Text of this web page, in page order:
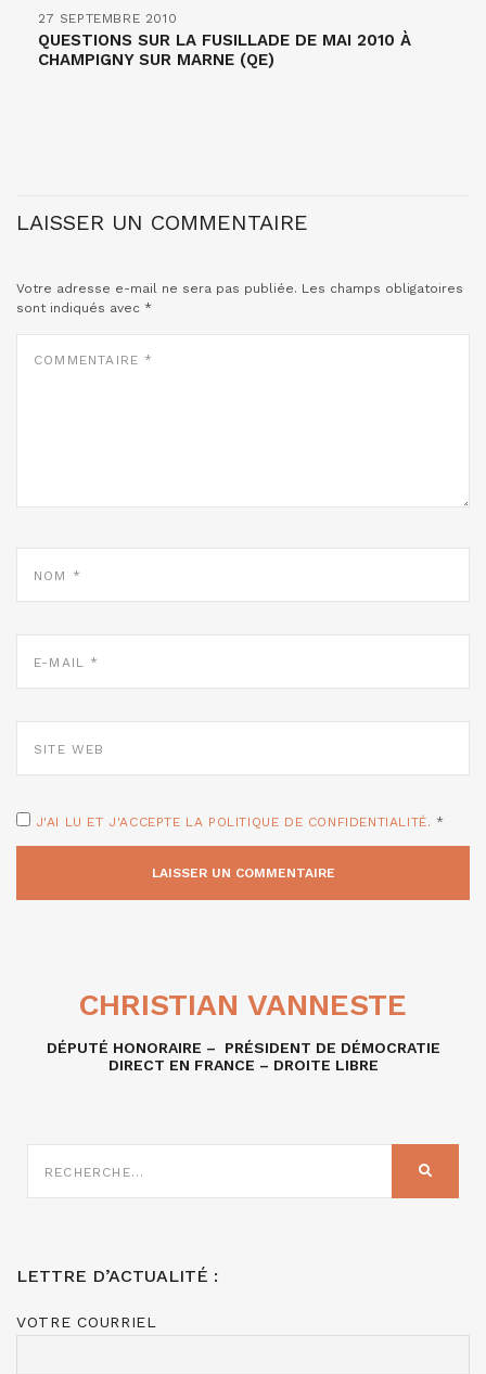
27 SEPTEMBRE 2010
QUESTIONS SUR LA FUSILLADE DE MAI 2010 À
CHAMPIGNY SUR MARNE (QE)
LAISSER UN COMMENTAIRE
Votre adresse e-mail ne sera pas publiée. Les champs obligatoires
sont indiqués avec *
MAIL
WEB
J'AI LU ET J'ACCEPTE LA POLITIQUE DE CONFIDENTIALITÉ. *
CHRISTIAN VANNESTE
DÉPUTÉ HONORAIRE – PRÉSIDENT DE DÉMOCRATIE
DIRECT EN FRANCE – DROITE LIBRE
SUR
LETTRE D’ACTUALITÉ :
VOTRE COURRIEL